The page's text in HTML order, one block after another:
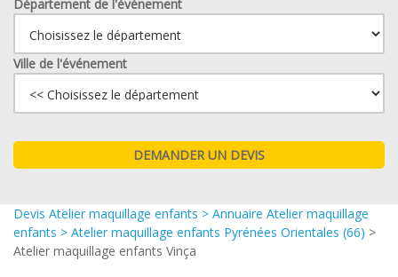
Département de l'événement
Ville de l'événement
Devis Atelier maquillage enfants > Annuaire Atelier maquillage
enfants > Atelier maquillage enfants Pyrénées Orientales (66) >
Atelier maquillage enfants Vinça